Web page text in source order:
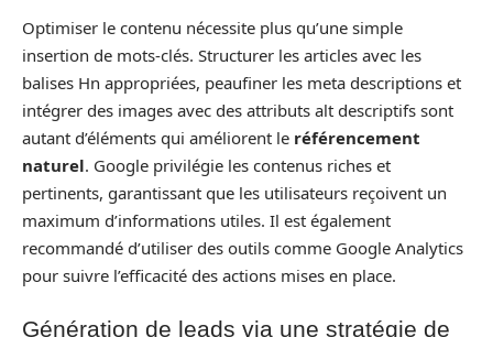
Optimiser le contenu nécessite plus qu’une simple
insertion de mots-clés. Structurer les articles avec les
balises Hn appropriées, peaufiner les meta descriptions et
intégrer des images avec des attributs alt descriptifs sont
autant d’éléments qui améliorent le référencement
naturel. Google privilégie les contenus riches et
pertinents, garantissant que les utilisateurs reçoivent un
maximum d’informations utiles. Il est également
recommandé d’utiliser des outils comme Google Analytics
pour suivre l’efficacité des actions mises en place.
Génération de leads via une stratégie de